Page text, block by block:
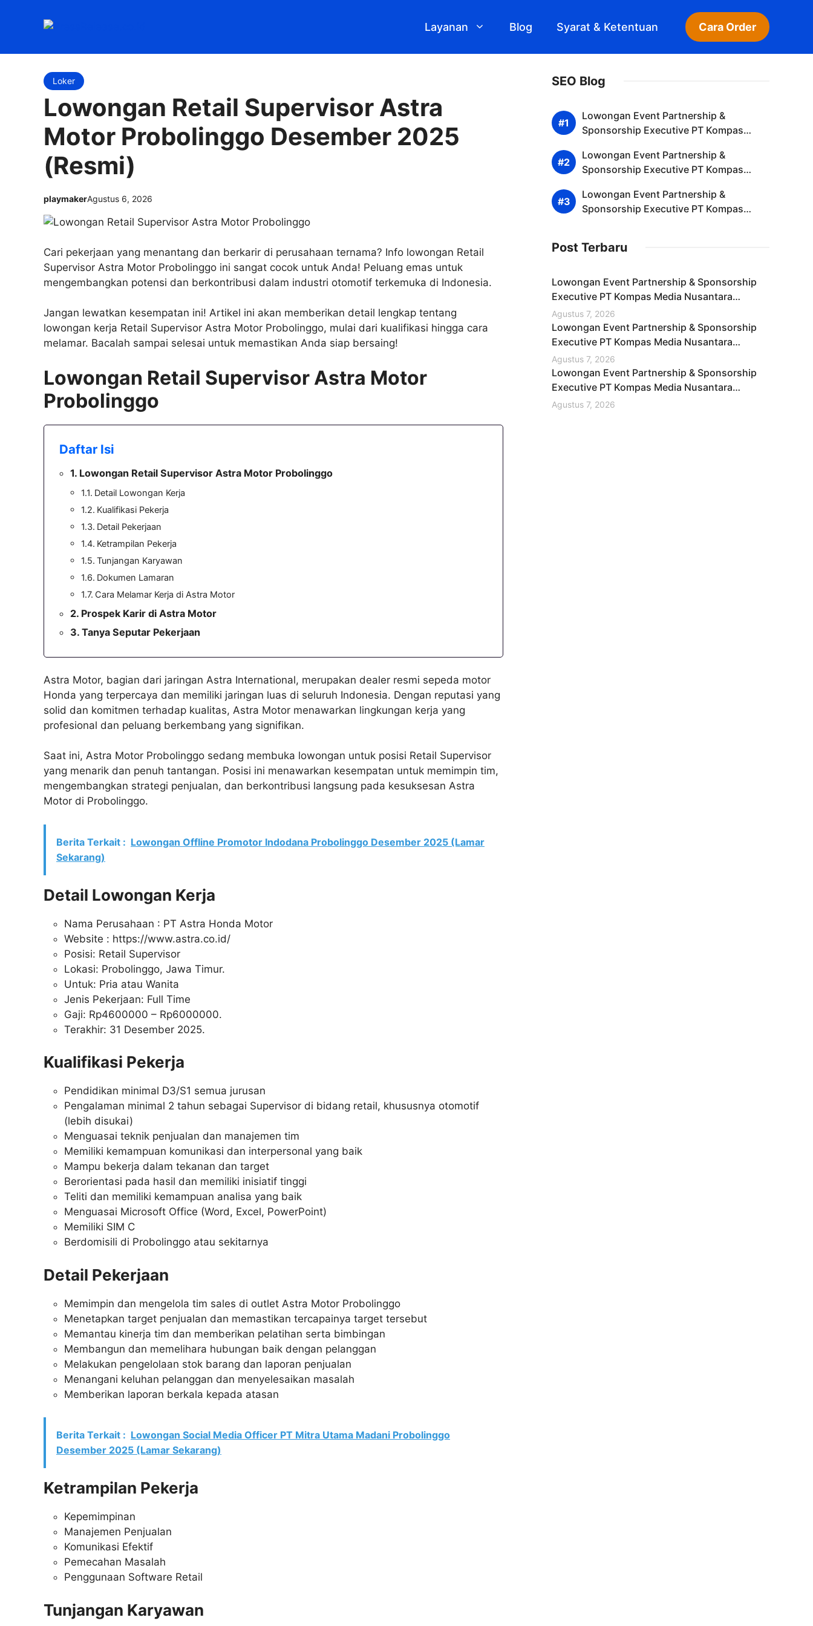
Layanan Blog Syarat & Ketentuan Cara Order
Loker
Lowongan Retail Supervisor Astra
Motor Probolinggo Desember 2025
(Resmi)
playmakerAgustus 6, 2026
Cari pekerjaan yang menantang dan berkarir di perusahaan ternama? Info lowongan Retail
Supervisor Astra Motor Probolinggo ini sangat cocok untuk Anda! Peluang emas untuk
mengembangkan potensi dan berkontribusi dalam industri otomotif terkemuka di Indonesia.
Jangan lewatkan kesempatan ini! Artikel ini akan memberikan detail lengkap tentang
lowongan kerja Retail Supervisor Astra Motor Probolinggo, mulai dari kualifikasi hingga cara
melamar. Bacalah sampai selesai untuk memastikan Anda siap bersaing!
Lowongan Retail Supervisor Astra Motor
Probolinggo
Daftar Isi
Lowongan Retail Supervisor Astra Motor Probolinggo
Detail Lowongan Kerja
Kualifikasi Pekerja
Detail Pekerjaan
Ketrampilan Pekerja
Tunjangan Karyawan
Dokumen Lamaran
Cara Melamar Kerja di Astra Motor
Prospek Karir di Astra Motor
Tanya Seputar Pekerjaan
Astra Motor, bagian dari jaringan Astra International, merupakan dealer resmi sepeda motor
Honda yang terpercaya dan memiliki jaringan luas di seluruh Indonesia. Dengan reputasi yang
solid dan komitmen terhadap kualitas, Astra Motor menawarkan lingkungan kerja yang
profesional dan peluang berkembang yang signifikan.
Saat ini, Astra Motor Probolinggo sedang membuka lowongan untuk posisi Retail Supervisor
yang menarik dan penuh tantangan. Posisi ini menawarkan kesempatan untuk memimpin tim,
mengembangkan strategi penjualan, dan berkontribusi langsung pada kesuksesan Astra
Motor di Probolinggo.
Berita Terkait : Lowongan Offline Promotor Indodana Probolinggo Desember 2025 (Lamar
Sekarang)
Detail Lowongan Kerja
Nama Perusahaan : PT Astra Honda Motor
Website : https://www.astra.co.id/
Posisi: Retail Supervisor
Lokasi: Probolinggo, Jawa Timur.
Untuk: Pria atau Wanita
Jenis Pekerjaan: Full Time
Gaji: Rp4600000 – Rp6000000.
Terakhir: 31 Desember 2025.
Kualifikasi Pekerja
Pendidikan minimal D3/S1 semua jurusan
Pengalaman minimal 2 tahun sebagai Supervisor di bidang retail, khususnya otomotif
(lebih disukai)
Menguasai teknik penjualan dan manajemen tim
Memiliki kemampuan komunikasi dan interpersonal yang baik
Mampu bekerja dalam tekanan dan target
Berorientasi pada hasil dan memiliki inisiatif tinggi
Teliti dan memiliki kemampuan analisa yang baik
Menguasai Microsoft Office (Word, Excel, PowerPoint)
Memiliki SIM C
Berdomisili di Probolinggo atau sekitarnya
Detail Pekerjaan
Memimpin dan mengelola tim sales di outlet Astra Motor Probolinggo
Menetapkan target penjualan dan memastikan tercapainya target tersebut
Memantau kinerja tim dan memberikan pelatihan serta bimbingan
Membangun dan memelihara hubungan baik dengan pelanggan
Melakukan pengelolaan stok barang dan laporan penjualan
Menangani keluhan pelanggan dan menyelesaikan masalah
Memberikan laporan berkala kepada atasan
Berita Terkait : Lowongan Social Media Officer PT Mitra Utama Madani Probolinggo
Desember 2025 (Lamar Sekarang)
Ketrampilan Pekerja
Kepemimpinan
Manajemen Penjualan
Komunikasi Efektif
Pemecahan Masalah
Penggunaan Software Retail
Tunjangan Karyawan
SEO Blog
Lowongan Event Partnership &
Sponsorship Executive PT Kompas
Desember 2025 (Apply Now)
Lowongan Event Partnership &
Sponsorship Executive PT Kompas
2025
Lowongan Event Partnership &
Sponsorship Executive PT Kompas
Post Terbaru
Lowongan Event Partnership & Sponsorship
Executive PT Kompas Media Nusantara
Tangerang Selatan Desember 2025 (Apply
Now)
Agustus 7, 2026
Lowongan Event Partnership & Sponsorship
Executive PT Kompas Media Nusantara
Trenggalek Desember 2025
Agustus 7, 2026
Lowongan Event Partnership & Sponsorship
Executive PT Kompas Media Nusantara
Ternate Desember 2025 (Apply Now)
Agustus 7, 2026